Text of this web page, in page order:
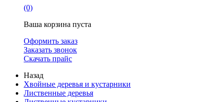
(0)
Ваша корзина пуста
Оформить заказ
Заказать звонок
Скачать прайс
Назад
Хвойные деревья и кустарники
Лиственные деревья